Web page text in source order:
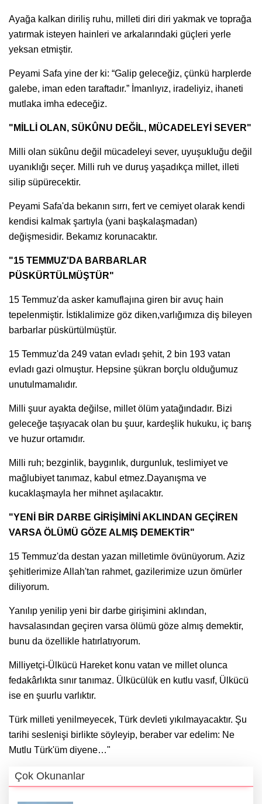
Ayağa kalkan diriliş ruhu, milleti diri diri yakmak ve toprağa
yatırmak isteyen hainleri ve arkalarındaki güçleri yerle
yeksan etmiştir.
Peyami Safa yine der ki: “Galip geleceğiz, çünkü harplerde
galebe, iman eden taraftadır.” İmanlıyız, iradeliyiz, ihaneti
mutlaka imha edeceğiz.
"MİLLİ OLAN, SÜKÛNU DEĞİL, MÜCADELEYİ SEVER"
Milli olan sükûnu değil mücadeleyi sever, uyuşukluğu değil
uyanıklığı seçer. Milli ruh ve duruş yaşadıkça millet, illeti
silip süpürecektir.
Peyami Safa'da bekanın sırrı, fert ve cemiyet olarak kendi
kendisi kalmak şartıyla (yani başkalaşmadan)
değişmesidir. Bekamız korunacaktır.
"15 TEMMUZ'DA BARBARLAR
PÜSKÜRTÜLMÜŞTÜR"
15 Temmuz'da asker kamuflajına giren bir avuç hain
tepelenmiştir. İstiklalimize göz diken,varlığımıza diş bileyen
barbarlar püskürtülmüştür.
15 Temmuz'da 249 vatan evladı şehit, 2 bin 193 vatan
evladı gazi olmuştur. Hepsine şükran borçlu olduğumuz
unutulmamalıdır.
Milli şuur ayakta değilse, millet ölüm yatağındadır. Bizi
geleceğe taşıyacak olan bu şuur, kardeşlik hukuku, iç barış
ve huzur ortamıdır.
Milli ruh; bezginlik, baygınlık, durgunluk, teslimiyet ve
mağlubiyet tanımaz, kabul etmez.Dayanışma ve
kucaklaşmayla her mihnet aşılacaktır.
"YENİ BİR DARBE GİRİŞİMİNİ AKLINDAN GEÇİREN
VARSA ÖLÜMÜ GÖZE ALMIŞ DEMEKTİR"
15 Temmuz'da destan yazan milletimle övünüyorum. Aziz
şehitlerimize Allah'tan rahmet, gazilerimize uzun ömürler
diliyorum.
Yanılıp yenilip yeni bir darbe girişimini aklından,
havsalasından geçiren varsa ölümü göze almış demektir,
bunu da özellikle hatırlatıyorum.
Milliyetçi-Ülkücü Hareket konu vatan ve millet olunca
fedakârlıkta sınır tanımaz. Ülkücülük en kutlu vasıf, Ülkücü
ise en şuurlu varlıktır.
Türk milleti yenilmeyecek, Türk devleti yıkılmayacaktır. Şu
tarihi seslenişi birlikte söyleyip, beraber var edelim: Ne
Mutlu Türk'üm diyene…"
Çok Okunanlar